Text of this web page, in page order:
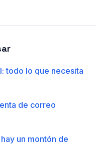
todo lo que necesita
de correo
un montón de